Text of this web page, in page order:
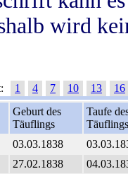
wird
1 4 7 10 13
16
Geburt des
Täuflings
Taufe
Täuflings
03.03.1838
27.02.1838